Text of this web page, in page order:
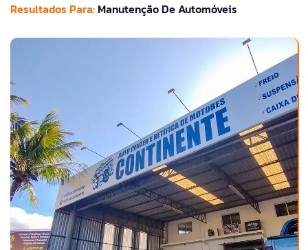
Resultados Para: Manutenção De Automóveis